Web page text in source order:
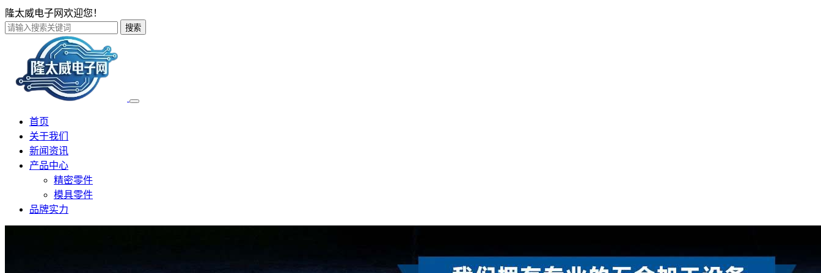
隆太威电子网欢迎您！
搜索
首页
关于我们
新闻资讯
产品中心
精密零件
模具零件
品牌实力